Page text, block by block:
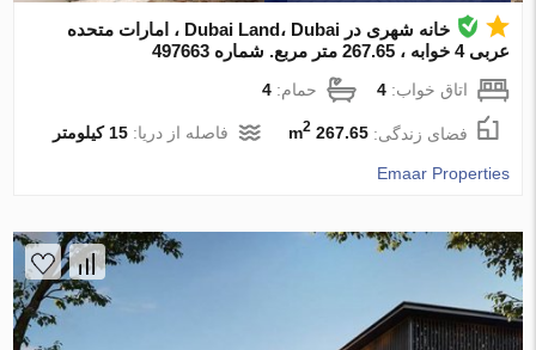
خانه شهری در Dubai Land، Dubai ، امارات متحده
عربی 4 خوابه ، 267.65 متر مربع. شماره 497663
اتاق خواب:4 حمام:4
فضای زندگی:267.65 m
2 فاصله از دریا:15 کیلومتر
Emaar Properties